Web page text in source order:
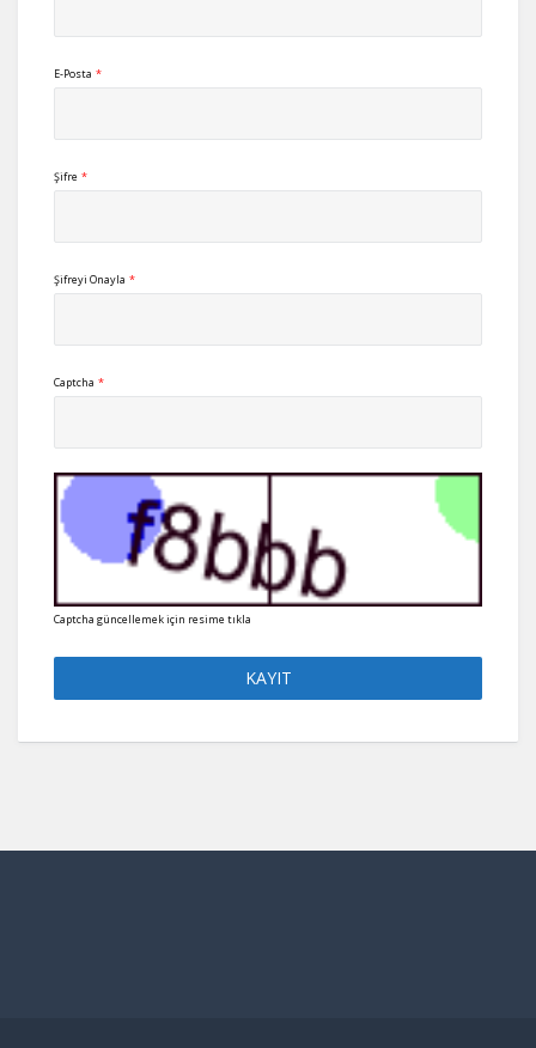
E-Posta *
Şifre *
Şifreyi Onayla *
Captcha *
Captcha güncellemek için resime tıkla